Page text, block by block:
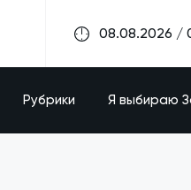
08.08.2026 /
Рубрики Я выбираю